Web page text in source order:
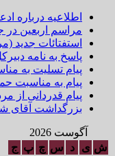
اطلاعیه درباره
مراسم اربعین در
استفتائات جدید
پاسخ به نامه
پیام تسلیت به
پیام به مناسبت
پیام قدردانی از
بزرگداشت آقای
آگوست 2026
ش ی د س چ پ ج